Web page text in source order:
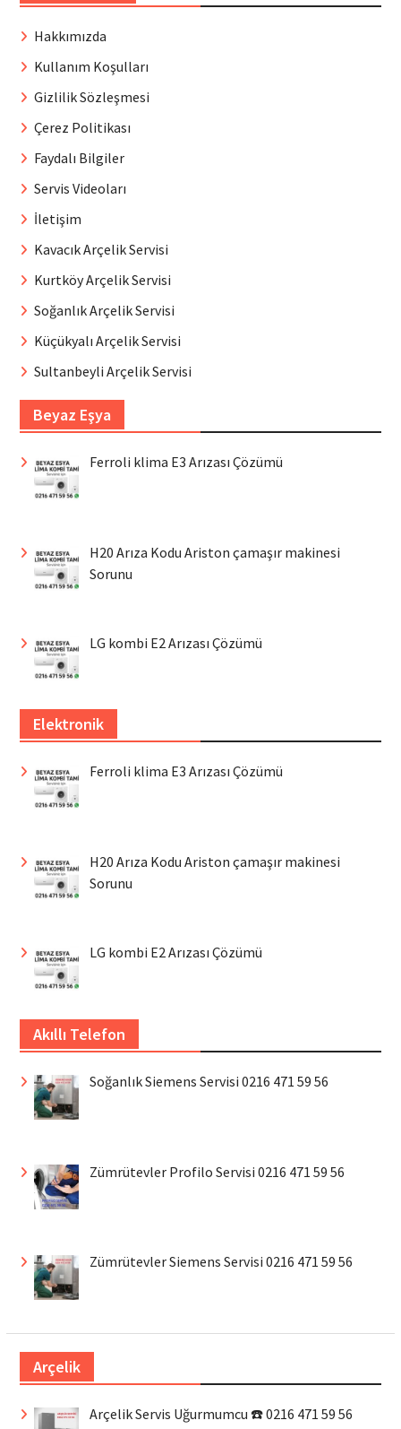
Hakkımızda
Kullanım Koşulları
Gizlilik Sözleşmesi
Çerez Politikası
Faydalı Bilgiler
Servis Videoları
İletişim
Kavacık Arçelik Servisi
Kurtköy Arçelik Servisi
Soğanlık Arçelik Servisi
Küçükyalı Arçelik Servisi
Sultanbeyli Arçelik Servisi
Beyaz Eşya
Ferroli klima E3 Arızası Çözümü
H20 Arıza Kodu Ariston çamaşır makinesi
Sorunu
LG kombi E2 Arızası Çözümü
Elektronik
Ferroli klima E3 Arızası Çözümü
H20 Arıza Kodu Ariston çamaşır makinesi
Sorunu
LG kombi E2 Arızası Çözümü
Akıllı Telefon
Soğanlık Siemens Servisi 0216 471 59 56
Zümrütevler Profilo Servisi 0216 471 59 56
Zümrütevler Siemens Servisi 0216 471 59 56
Arçelik
Arçelik Servis Uğurmumcu ☎️ 0216 471 59 56